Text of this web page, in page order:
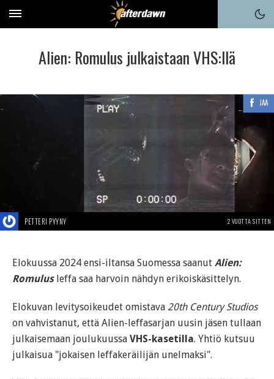
Alien: Romulus julkaistaan VHS:llä
JAA
PETTERI PYYNY 2 VUOTTA SITTEN
Elokuussa 2024 ensi-iltansa Suomessa saanut Alien:
Romulusleffa saa harvoin nähdyn erikoiskäsittelyn.
Elokuvan levitysoikeudet omistava 20th Century Studios
on vahvistanut, että Alien-leffasarjan uusin jäsen tullaan
julkaisemaan joulukuussa VHS-kasetilla. Yhtiö kutsuu
julkaisua "jokaisen leffakeräilijän unelmaksi".